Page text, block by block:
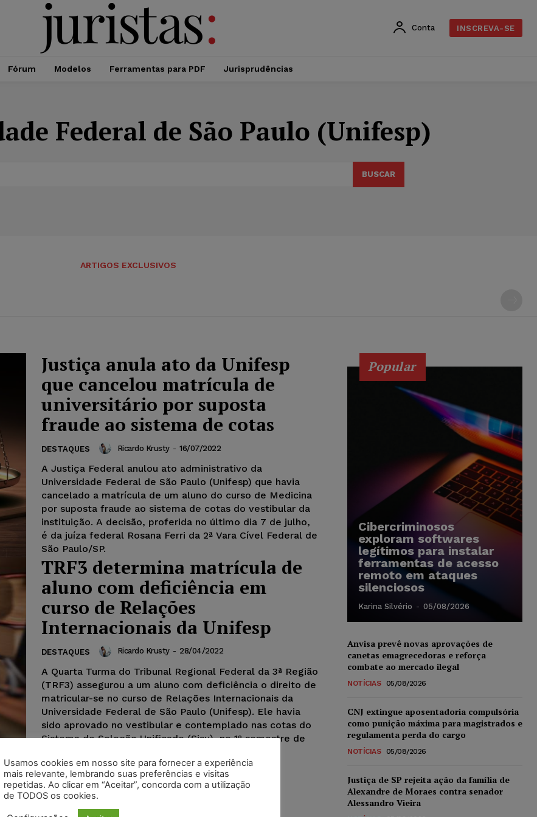
Conta INSCREVA-SE
Fórum Modelos Ferramentas para PDF Jurisprudências
Federal de São Paulo (Unifesp)
BUSCAR
ARTIGOS EXCLUSIVOS
Justiça anula ato da Unifesp
que cancelou matrícula de
universitário por suposta
fraude ao sistema de cotas
DESTAQUES Ricardo Krusty - 16/07/2022
A Justiça Federal anulou ato administrativo da
Universidade Federal de São Paulo (Unifesp) que havia
cancelado a matrícula de um aluno do curso de Medicina
por suposta fraude ao sistema de cotas do vestibular da
instituição. A decisão, proferida no último dia 7 de julho,
é da juíza federal Rosana Ferri da 2ª Vara Cível Federal de
São Paulo/SP.
TRF3 determina matrícula de
aluno com deficiência em
curso de Relações
Internacionais da Unifesp
DESTAQUES Ricardo Krusty - 28/04/2022
A Quarta Turma do Tribunal Regional Federal da 3ª Região
(TRF3) assegurou a um aluno com deficiência o direito de
matricular-se no curso de Relações Internacionais da
Universidade Federal de São Paulo (Unifesp). Ele havia
sido aprovado no vestibular e contemplado nas cotas do
Sistema de Seleção Unificado (Sisu), no 1º semestre de
completa à instituição de ensino.
Popular
Cibercriminosos
exploram softwares
legítimos para instalar
ferramentas de acesso
remoto em ataques
silenciosos
Karina Silvério - 05/08/2026
Anvisa prevê novas aprovações de
canetas emagrecedoras e reforça
combate ao mercado ilegal
NOTÍCIAS 05/08/2026
CNJ extingue aposentadoria compulsória
como punição máxima para magistrados e
regulamenta perda do cargo
NOTÍCIAS 05/08/2026
Justiça de SP rejeita ação da família de
Alexandre de Moraes contra senador
Alessandro Vieira
Usamos cookies em nosso site para fornecer a experiência
mais relevante, lembrando suas preferências e visitas
repetidas. Ao clicar em “Aceitar”, concorda com a utilização
de TODOS os cookies.